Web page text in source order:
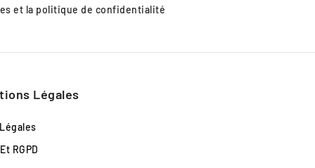
et la politique de confidentialité
Légales
RGPD